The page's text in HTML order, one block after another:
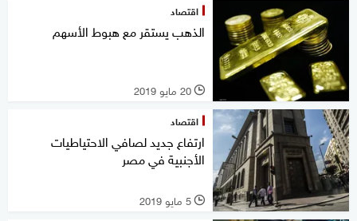
اقتصاد
الذهب يستقر مع هبوط الأسهم
l 20 مايو 2019
اقتصاد
ارتفاع جديد لصافي الاحتياطيات
الأجنبية في مصر
l 5 مايو 2019